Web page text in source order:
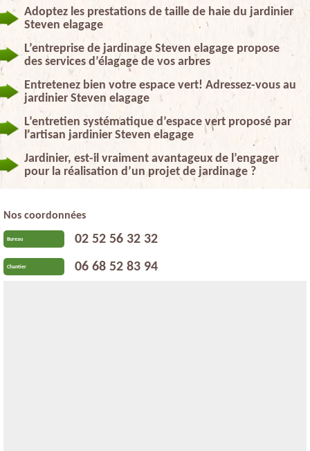
Adoptez les prestations de taille de haie du jardinier
Steven elagage
L’entreprise de jardinage Steven elagage propose
des services d’élagage de vos arbres
Entretenez bien votre espace vert! Adressez-vous au
jardinier Steven elagage
L’entretien systématique d’espace vert proposé par
l’artisan jardinier Steven elagage
Jardinier, est-il vraiment avantageux de l’engager
pour la réalisation d’un projet de jardinage ?
Nos coordonnées
Bureau 02 52 56 32 32
Chantier 06 68 52 83 94